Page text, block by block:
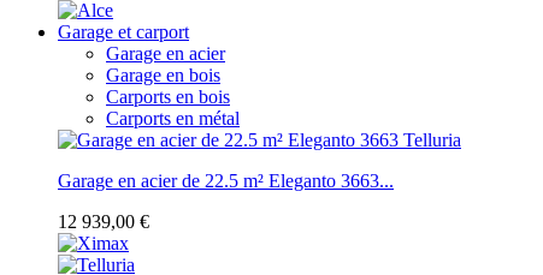
Garage et carport
Garage en acier
Garage en bois
Carports en bois
Carports en métal
Garage en acier de 22.5 m² Eleganto 3663...
12 939,00 €